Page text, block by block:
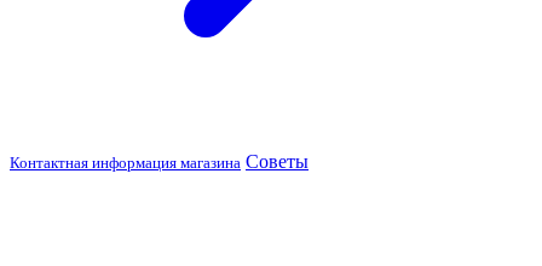
Контактная информация магазина Советы